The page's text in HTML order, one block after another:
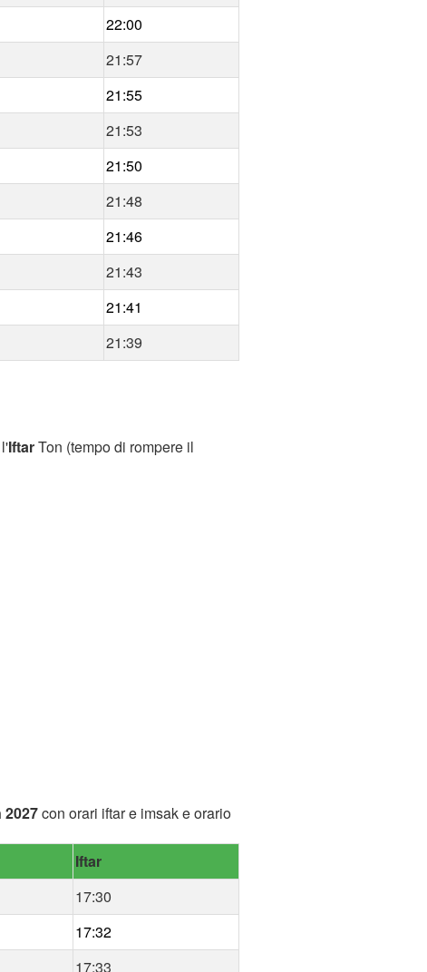
22:00
21:57
21:55
21:53
21:50
21:48
21:46
21:43
21:41
21:39
IftarTon (tempo di rompere il
2027con orari iftar e imsak e orario
Iftar
17:30
17:32
17:33